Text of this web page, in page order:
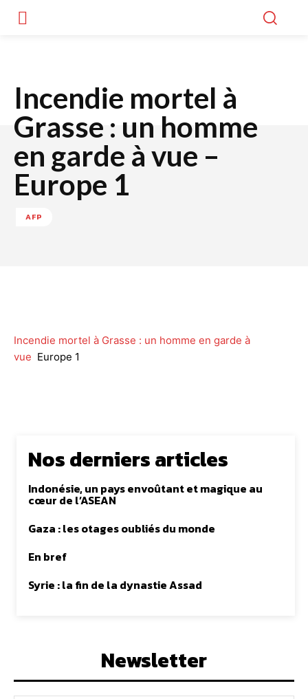
Incendie mortel à
Grasse : un homme
en garde à vue –
Europe 1
AFP
Incendie mortel à Grasse : un homme en garde à
vue Europe 1
Nos derniers articles
Indonésie, un pays envoûtant et magique au
cœur de l’ASEAN
Gaza : les otages oubliés du monde
En bref
Syrie : la fin de la dynastie Assad
Newsletter